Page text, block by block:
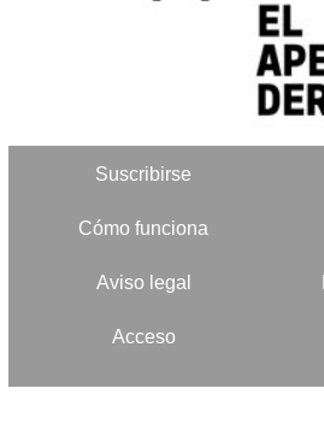
Suscribirse
Cómo funciona
Aviso legal
Acceso